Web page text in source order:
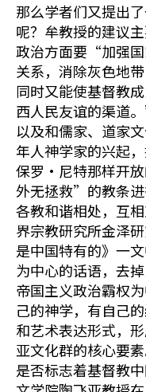
那么学者们又提出
呢？牟教授的建议
政治方面要“加强
关系，消除灰色地
同时又能使基督教
西人民友谊的渠道
以及和儒家、道家
年人神学家的兴起
保罗‧尼特那样开
外无拯救”的教条
各教和谐相处，互
界宗教研究所金泽
是中国特有的》一
为中心的话语，去
帝国主义政治霸权
己的神学，有自己
和艺术表达形式，
亚文化群的核心要
是否标志着基督教